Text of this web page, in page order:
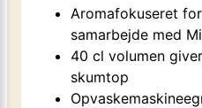
Aromafokuseret
samarbejde med
40 cl volumen
skumtop